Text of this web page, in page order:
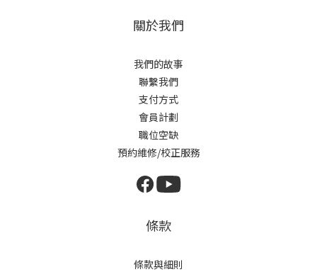
關於我們
我們的故事
聯繫我們
支付方式
會員計劃
職位空缺
預約維修/校正服務
條款
條款與細則